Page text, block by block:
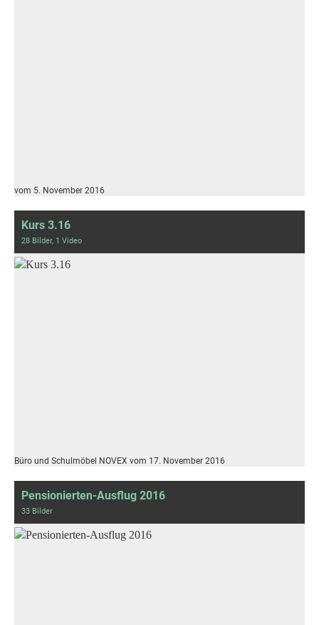
vom 5. November 2016
Kurs 3.16
28 Bilder, 1 Video
Büro und Schulmöbel NOVEX vom 17. November 2016
Pensionierten-Ausflug 2016
33 Bilder